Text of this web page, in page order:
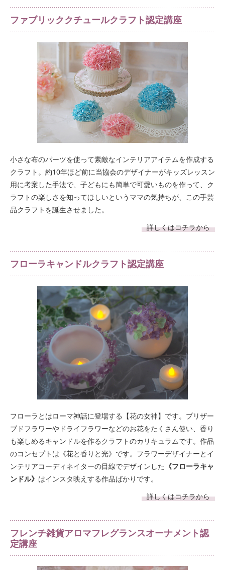
ファブリッククチュールクラフト認定講座
小さな布のパーツを使って素敵なインテリアアイテムを作成する
クラフト。約10年ほど前に当協会のデザイナーがキッズレッスン
用に考案した手法で、子どもにも簡単で可愛いものを作って、ク
ラフトの楽しさを知ってほしいというママの気持ちが、この手芸
品クラフトを誕生させました。
詳しくはコチラから
フローラキャンドルクラフト認定講座
フローラとはローマ神話に登場する【花の女神】です。プリザー
ブドフラワーやドライフラワーなどのお花をたくさん使い、香り
も楽しめるキャンドルを作るクラフトのカリキュラムです。作品
のコンセプトは《花と香りと光》です。フラワーデザイナーとイ
ンテリアコーディネイターの目線でデザインした 《フローラキャ
ンドル》 はインスタ映えする作品ばかりです。
詳しくはコチラから
フレンチ雑貨アロマフレグランスオーナメント認
定講座